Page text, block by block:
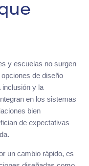
y escuelas no surgen
de diseño
inclusión y la
en los sistemas
bien
de expectativas
un cambio rápido, es